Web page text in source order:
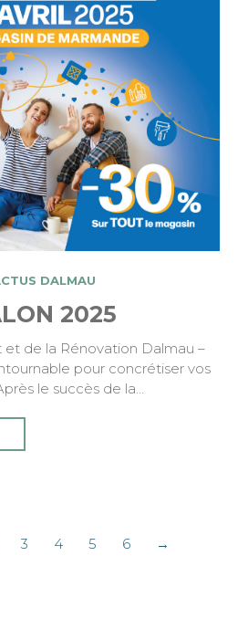
2025
DALMAU
et de la Rénovation Dalmau –
pour concrétiser vos
le succès de la…
3 4 5 6 →